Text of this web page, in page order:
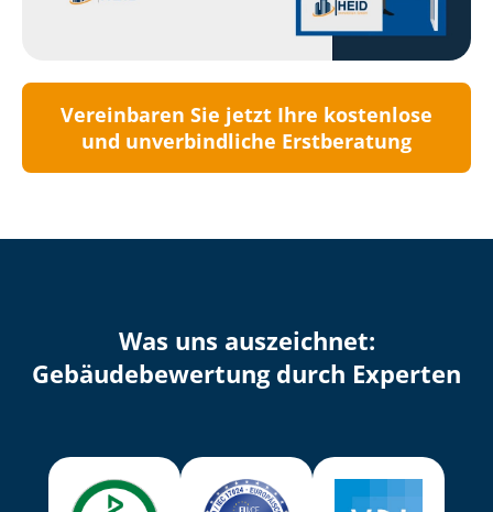
Vereinbaren Sie jetzt Ihre kostenlose
und unverbindliche Erstberatung
Was uns auszeichnet:
Ge­bäu­de­be­wer­tung durch Experten